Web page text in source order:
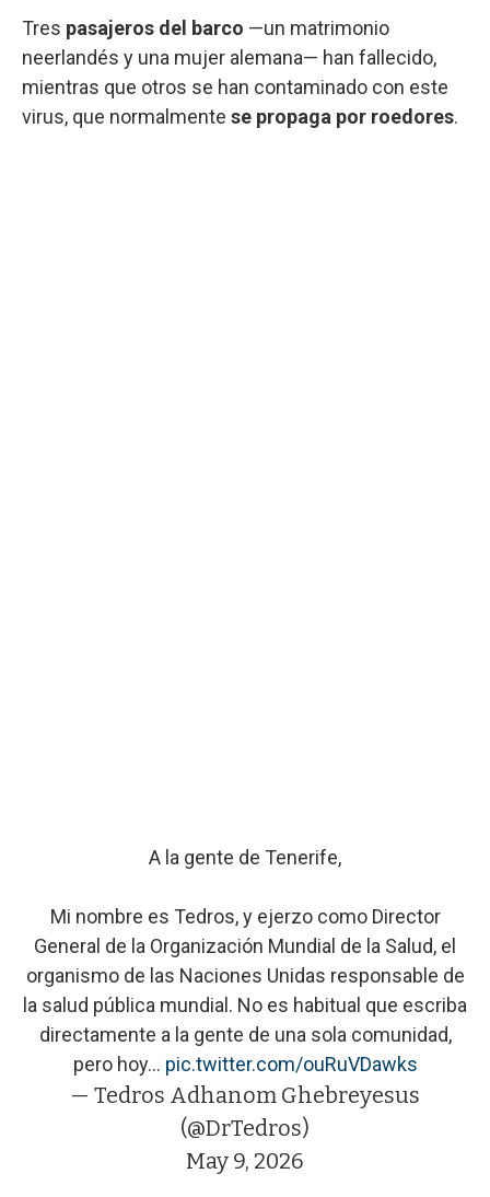
Tres pasajeros del barco —un matrimonio
neerlandés y una mujer alemana— han fallecido,
mientras que otros se han contaminado con este
virus, que normalmente se propaga por roedores.
A la gente de Tenerife,
Mi nombre es Tedros, y ejerzo como Director
General de la Organización Mundial de la Salud, el
organismo de las Naciones Unidas responsable de
la salud pública mundial. No es habitual que escriba
directamente a la gente de una sola comunidad,
pero hoy… pic.twitter.com/ouRuVDawks
— Tedros Adhanom Ghebreyesus
(@DrTedros)
May 9, 2026